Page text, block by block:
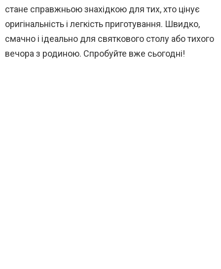
стане справжньою знахідкою для тих, хто цінує
оригінальність і легкість приготування. Швидко,
смачно і ідеально для святкового столу або тихого
вечора з родиною. Спробуйте вже сьогодні!